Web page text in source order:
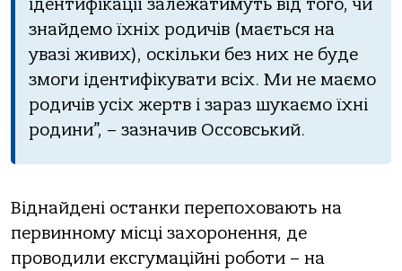
ідентифікації залежатимуть від того, чи
знайдемо їхніх родичів (мається на
увазі живих), оскільки без них не буде
змоги ідентифікувати всіх. Ми не маємо
родичів усіх жертв і зараз шукаємо їхні
родини”, – зазначив Оссовський.
Віднайдені останки перепоховають на
первинному місці захоронення, де
проводили ексгумаційні роботи – на